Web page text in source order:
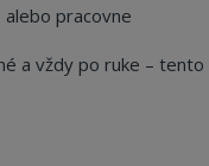
pracovne
a vždy po ruke –